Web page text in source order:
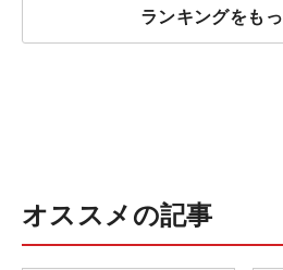
ランキングをも
オススメの記事